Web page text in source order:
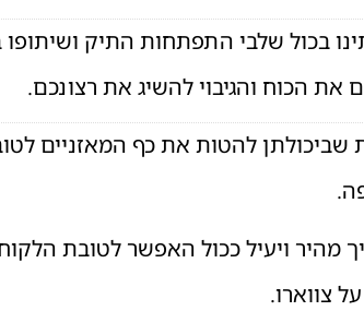
בכול שלבי התפתחות התיק
הכוח והגיבוי להשיג את רצונכם.
שביכולתן להטות את כף המאזניים
מהיר ויעיל ככול האפשר לטובת
צווארו.